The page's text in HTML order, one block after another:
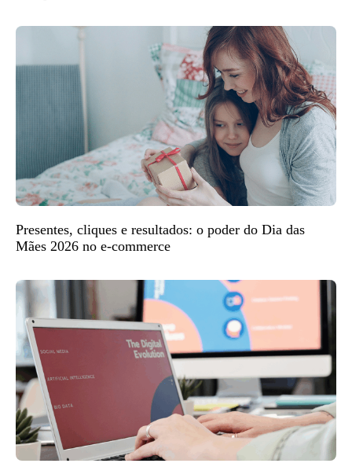
Presentes, cliques e resultados: o poder do Dia das
Mães 2026 no e-commerce